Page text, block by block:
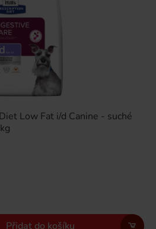
Low Fat i/d Canine - suché
Přidat do košíku